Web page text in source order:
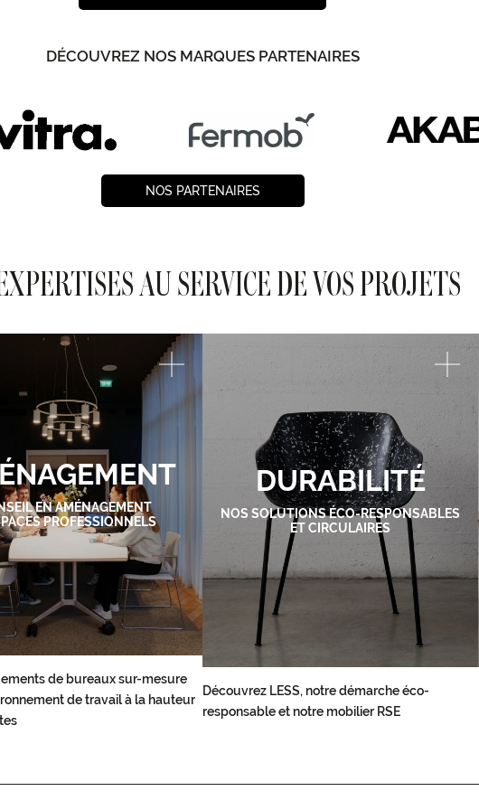
DÉCOUVREZ NOS MARQUES PARTENAIRES
NOS PARTENAIRES
AU SERVICE DE VOS PROJETS
EN AMÉNAGEMENT
PROFESSIONNELS
de bureaux sur-mesure
de travail à la hauteur
DURABILITÉ
NOS SOLUTIONS ÉCO-RESPONSABLES
ET CIRCULAIRES
Découvrez LESS, notre démarche éco-
responsable et notre mobilier RSE